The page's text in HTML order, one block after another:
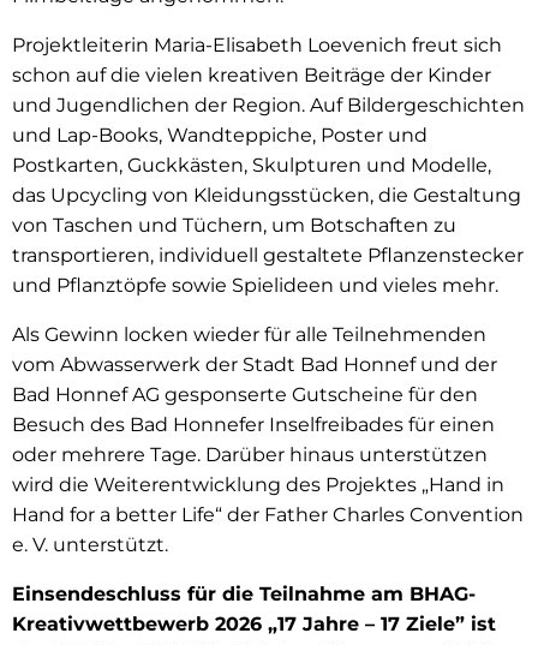
Projektleiterin Maria-Elisabeth Loevenich freut sich
schon auf die vielen kreativen Beiträge der Kinder
und Jugendlichen der Region. Auf Bildergeschichten
und Lap-Books, Wandteppiche, Poster und
Postkarten, Guckkästen, Skulpturen und Modelle,
das Upcycling von Kleidungsstücken, die Gestaltung
von Taschen und Tüchern, um Botschaften zu
transportieren, individuell gestaltete Pflanzenstecker
und Pflanztöpfe sowie Spielideen und vieles mehr.
Als Gewinn locken wieder für alle Teilnehmenden
vom Abwasserwerk der Stadt Bad Honnef und der
Bad Honnef AG gesponserte Gutscheine für den
Besuch des Bad Honnefer Inselfreibades für einen
oder mehrere Tage. Darüber hinaus unterstützen
wird die Weiterentwicklung des Projektes „Hand in
Hand for a better Life“ der Father Charles Convention
e. V. unterstützt.
Einsendeschluss für die Teilnahme am BHAG-
Kreativwettbewerb 2026 „17 Jahre – 17 Ziele” ist